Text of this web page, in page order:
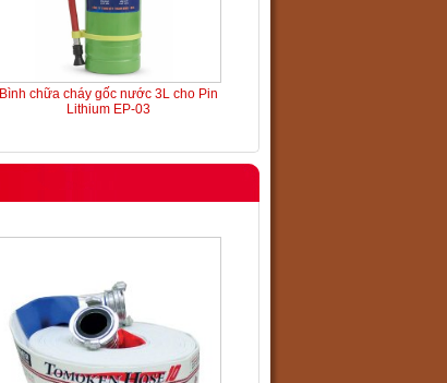
Bình chữa cháy gốc nước 3L cho Pin
Lithium EP-03